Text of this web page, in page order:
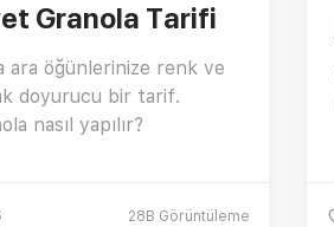
Granola Tarifi
ara öğünlerinize renk ve
doyurucu bir tarif.
nasıl yapılır?
28B Görüntüleme